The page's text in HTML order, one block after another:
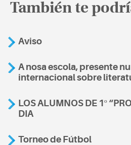
También te
Aviso
A nosa escola, presente
internacional sobre
LOS ALUMNOS DE 1º
DIA
Torneo de Fútbol